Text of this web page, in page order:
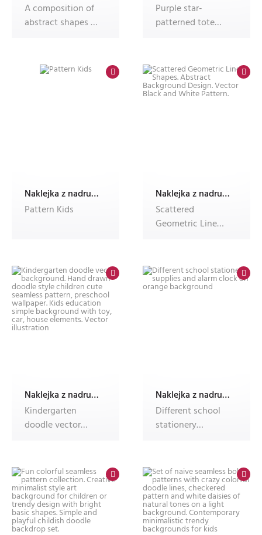
A composition of
abstract shapes of
Purple star-
patterned tote
Naklejka z nadrukiem Dec'n'Roll,okleina meblowa,fotonaklejka
Pattern Kids
Naklejka z nadrukiem Dec'n'Roll,okleina meblowa,fotonaklejka
Scattered
Geometric Line
Design.
Naklejka z nadrukiem Dec'n'Roll,okleina meblowa,fotonaklejka
Kindergarten
doodle vector
Naklejka z nadrukiem Dec'n'Roll,okleina meblowa,fotonaklejka
Different school
stationery